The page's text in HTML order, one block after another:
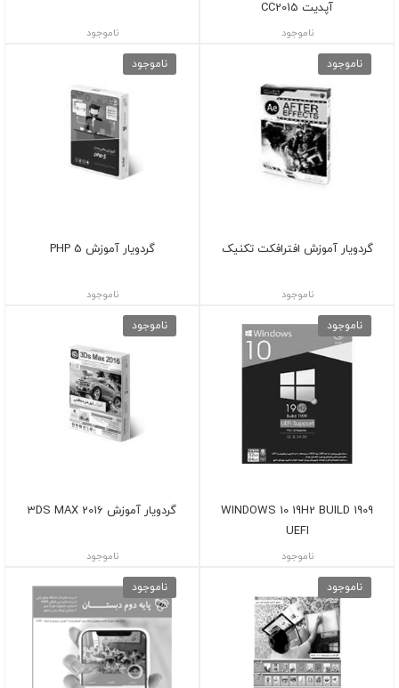
آپدیت CC2015
ناموجود ناموجود
ناموجود
گردویار آموزش افترافکت تکنیک
ناموجود
ناموجود
گردویار آموزش PHP 5
ناموجود
ناموجود
WINDOWS 10 19H2 BUILD 1909
UEFI
ناموجود
ناموجود
گردویار آموزش 3DS MAX 2016
ناموجود
ناموجود ناموجود